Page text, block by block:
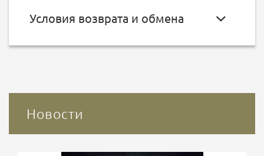
Условия возврата и обмена
Новости